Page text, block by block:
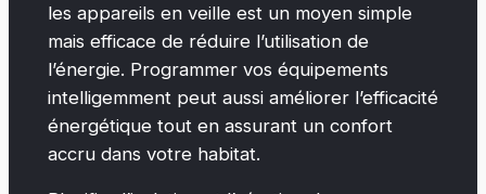
les appareils en veille est un moyen simple
mais efficace de réduire l’utilisation de
l’énergie. Programmer vos équipements
intelligemment peut aussi améliorer l’efficacité
énergétique tout en assurant un confort
accru dans votre habitat.